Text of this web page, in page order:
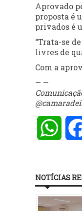
Aprovado
proposta é
privados é
“Trata-se
livres de
Com a
— —
NOTÍCIAS